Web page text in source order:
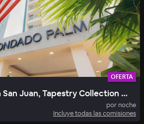
OFERTA
Condado Palm Inn San Juan, Tapestry Collection by Hilton
por noche
Incluye todas las comisiones